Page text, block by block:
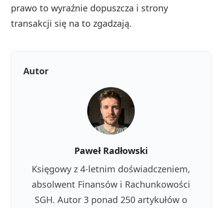
prawo to wyraźnie dopuszcza i strony
transakcji się na to zgadzają.
Autor
Paweł Radłowski
Księgowy z 4-letnim doświadczeniem,
absolwent Finansów i Rachunkowości
SGH. Autor 3 ponad 250 artykułów o